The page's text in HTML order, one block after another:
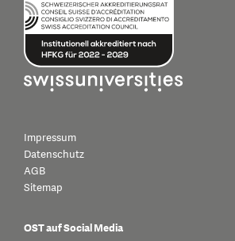
Impressum
Datenschutz
AGB
Sitemap
OST auf Social Media